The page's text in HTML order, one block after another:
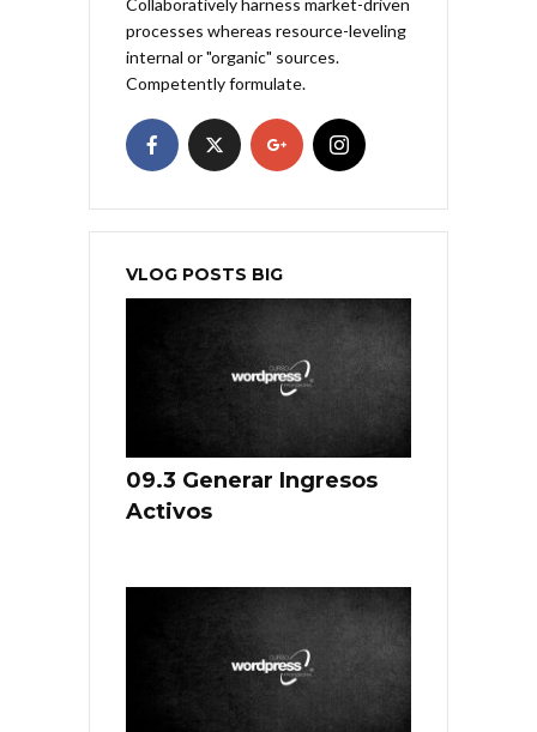
Collaboratively harness market-driven
processes whereas resource-leveling
internal or "organic" sources.
Competently formulate.
VLOG POSTS BIG
09.3 Generar Ingresos
Activos